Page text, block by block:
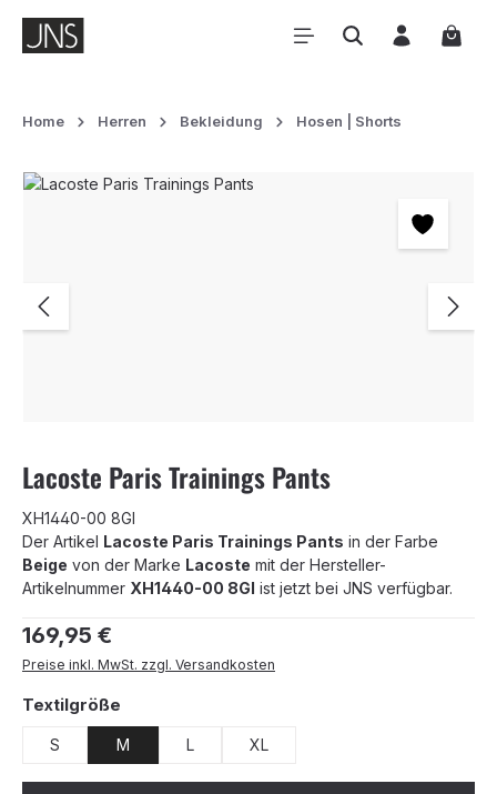
Zum Hauptinhalt springen
Home Herren Bekleidung Hosen | Shorts
Bildergalerie überspringen
Lacoste Paris Trainings Pants
XH1440-00 8GI
Der Artikel Lacoste Paris Trainings Pants in der Farbe
Beige von der Marke Lacoste mit der Hersteller-
Artikelnummer XH1440-00 8GI ist jetzt bei JNS verfügbar.
Regulärer Preis:
169,95 €
Preise inkl. MwSt. zzgl. Versandkosten
Textilgröße
S M L XL